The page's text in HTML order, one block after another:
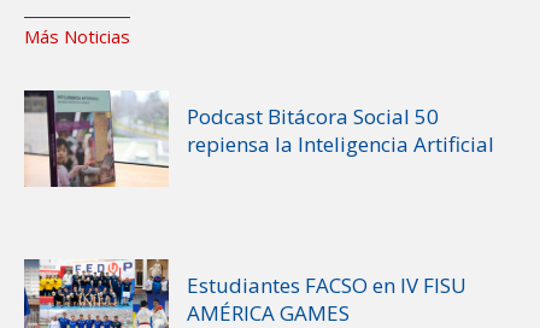
Más Noticias
Podcast Bitácora Social 50
repiensa la Inteligencia Artificial
Estudiantes FACSO en IV FISU
AMÉRICA GAMES